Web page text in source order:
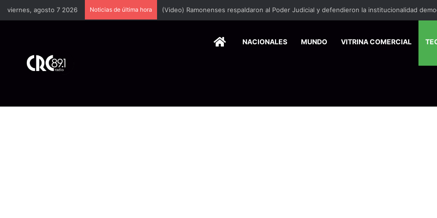
viernes, agosto 7 2026 Noticias de última hora
HOMENACIONALES MUNDO VITRINA COMERCIAL